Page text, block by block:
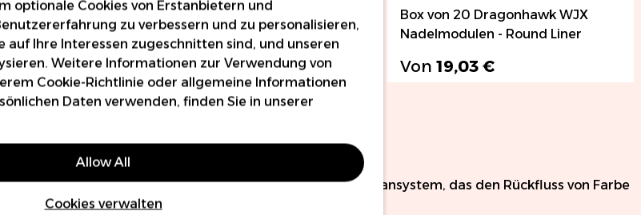
WJX
Box von 20 Dragonhawk WJX
Nadelmodulen - Round Shader
Von 21,41 €
Box von 20 Dragonhawk WJX
Nadelmodulen - Round Liner
Von 19,03 €
als auch für Permanent-Make-up-Behandlungen.
und verfügen über ein fortschrittliches Membransystem, das den Rückfluss von Farbe
optionale Cookies von Erstanbietern und
zu verbessern und zu personalisieren,
auf Ihre Interessen zugeschnitten sind, und unseren
Weitere Informationen zur Verwendung von
Cookie-Richtlinie oder allgemeine Informationen
Daten verwenden, finden Sie in unserer
Allow All
Cookies verwalten